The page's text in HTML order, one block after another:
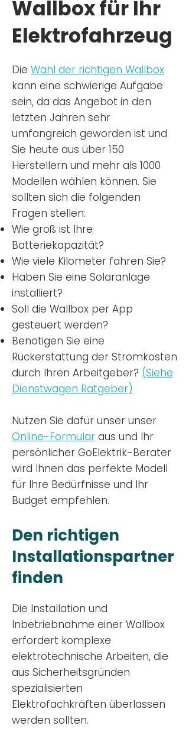
Wallbox für Ihr
Elektrofahrzeug
Die Wahl der richtigen Wallbox
kann eine schwierige Aufgabe
sein, da das Angebot in den
letzten Jahren sehr
umfangreich geworden ist und
Sie heute aus über 150
Herstellern und mehr als 1000
Modellen wählen können. Sie
sollten sich die folgenden
Fragen stellen:
Wie groß ist Ihre
Batteriekapazität?
Wie viele Kilometer fahren Sie?
Haben Sie eine Solaranlage
installiert?
Soll die Wallbox per App
gesteuert werden?
Benötigen Sie eine
Rückerstattung der Stromkosten
durch Ihren Arbeitgeber? (Siehe
Dienstwagen Ratgeber)
Nutzen Sie dafür unser unser
Online-Formular aus und Ihr
persönlicher GoElektrik-Berater
wird Ihnen das perfekte Modell
für Ihre Bedürfnisse und Ihr
Budget empfehlen.
Den richtigen
Installationspartner
finden
Die Installation und
Inbetriebnahme einer Wallbox
erfordert komplexe
elektrotechnische Arbeiten, die
aus Sicherheitsgründen
spezialisierten
Elektrofachkräften überlassen
werden sollten.